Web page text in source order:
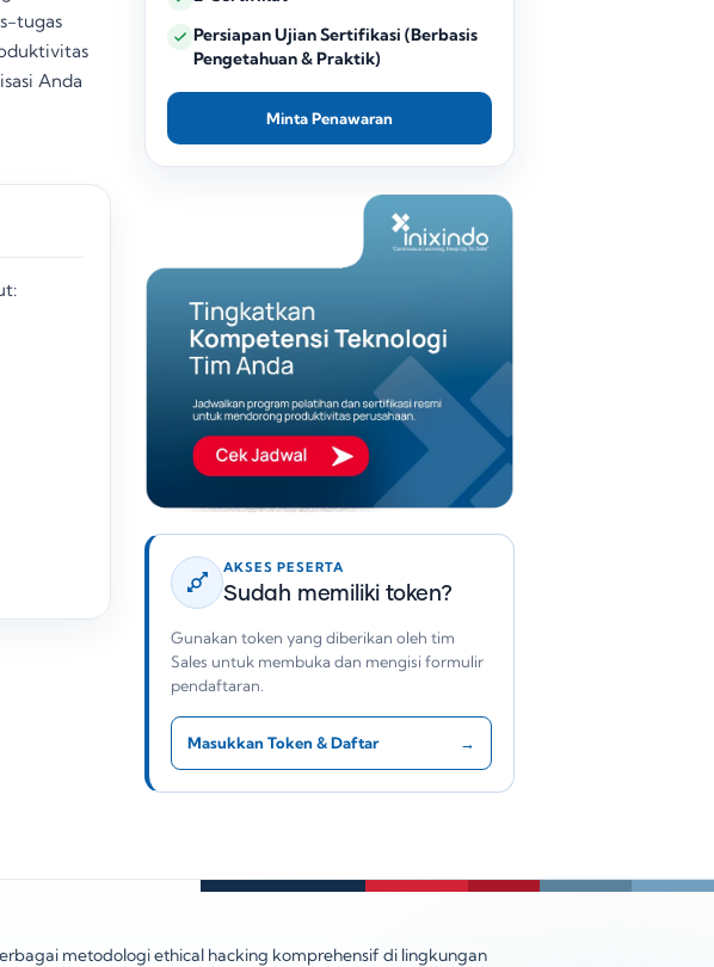
tugas
Anda
Persiapan Ujian Sertifikasi (Berbasis
Pengetahuan & Praktik)
Minta Penawaran
AKSES PESERTA
Sudah memiliki token?
Gunakan token yang diberikan oleh tim
Sales untuk membuka dan mengisi formulir
pendaftaran.
Masukkan Token & Daftar →
metodologi ethical hacking komprehensif di lingkungan